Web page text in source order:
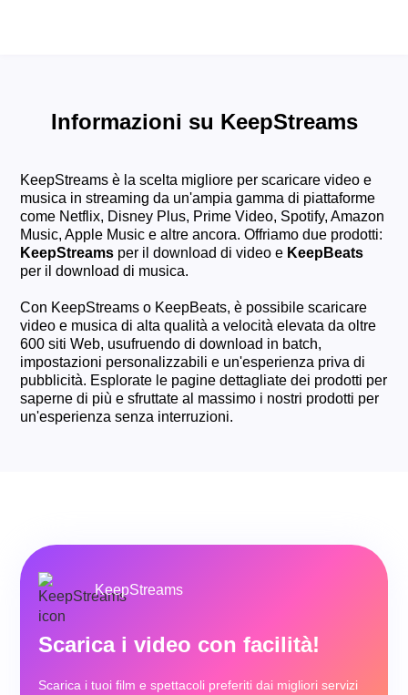
Informazioni su KeepStreams
KeepStreams è la scelta migliore per scaricare video e
musica in streaming da un'ampia gamma di piattaforme
come Netflix, Disney Plus, Prime Video, Spotify, Amazon
Music, Apple Music e altre ancora. Offriamo due prodotti:
KeepStreams per il download di video e KeepBeats
per il download di musica.
Con KeepStreams o KeepBeats, è possibile scaricare
video e musica di alta qualità a velocità elevata da oltre
600 siti Web, usufruendo di download in batch,
impostazioni personalizzabili e un'esperienza priva di
pubblicità. Esplorate le pagine dettagliate dei prodotti per
saperne di più e sfruttate al massimo i nostri prodotti per
un'esperienza senza interruzioni.
KeepStreams
Scarica i video con facilità!
Scarica i tuoi film e spettacoli preferiti dai migliori servizi